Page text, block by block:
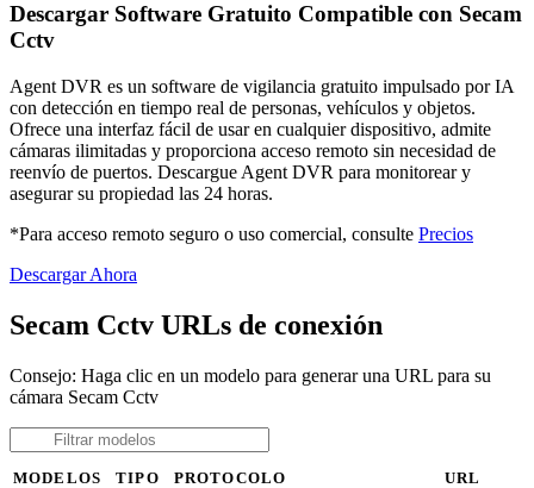
Descargar Software Gratuito Compatible con Secam
Cctv
Agent DVR es un software de vigilancia gratuito impulsado por IA
con detección en tiempo real de personas, vehículos y objetos.
Ofrece una interfaz fácil de usar en cualquier dispositivo, admite
cámaras ilimitadas y proporciona acceso remoto sin necesidad de
reenvío de puertos. Descargue Agent DVR para monitorear y
asegurar su propiedad las 24 horas.
*Para acceso remoto seguro o uso comercial, consulte Precios
Descargar Ahora
Secam Cctv URLs de conexión
Consejo: Haga clic en un modelo para generar una URL para su
cámara Secam Cctv
MODELOS TIPO PROTOCOLO URL